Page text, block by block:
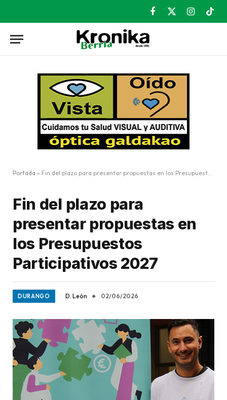
Facebook
X
Instagram
Portada » Fin del plazo para presentar propuestas en los Presupuestos Participativos 2027
Fin del plazo para
presentar propuestas en
los Presupuestos
Participativos 2027
DURANGO D. León 02/06/2026